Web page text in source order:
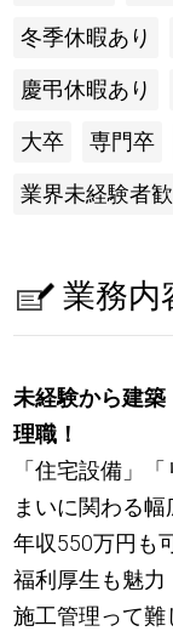
冬季休暇あり
慶弔休暇あり
大卒 専門卒
業界未経験者
業務内
未経験から建
理職！
「住宅設備」
まいに関わる幅
年収550万円も
福利厚生も魅力
施工管理って